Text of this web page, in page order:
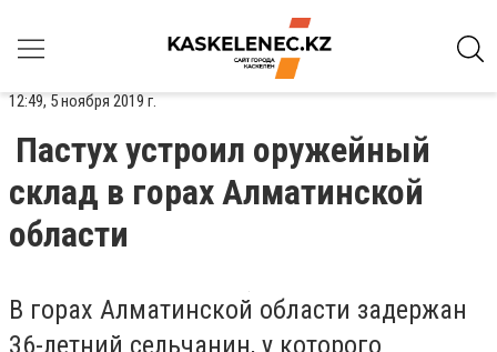
12:49, 5 ноября 2019 г.
Пастух устроил оружейный
склад в горах Алматинской
области
В горах Алматинской области задержан
36-летний сельчанин, у которого